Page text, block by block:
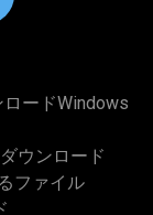
ードWindows
ウンロード
ファイル